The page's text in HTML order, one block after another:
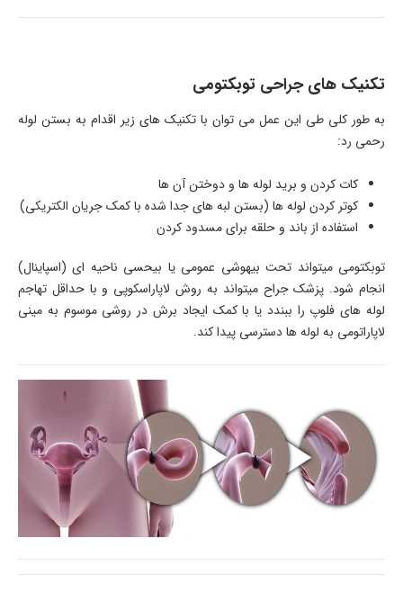
تکنیک های جراحی توبکتومی
به طور کلی طی این عمل می توان با تکنیک های زیر اقدام به بستن لوله
رحمی رد:
کات کردن و برید لوله ها و دوختن آن ها
کوتر کردن لوله ها (بستن لبه های جدا شده با کمک جریان الکتریکی)
استفاده از باند و حلقه برای مسدود کردن
توبکتومی میتواند تحت بیهوشی عمومی یا بیحسی ناحیه ای (اسپاینال)
انجام شود. پزشک جراح میتواند به روش لاپاراسکوپی و با حداقل تهاجم
لوله های فلوپ را ببندد یا با کمک ایجاد برش در روشی موسوم به مینی
لاپاراتومی به لوله ها دسترسی پیدا کند.